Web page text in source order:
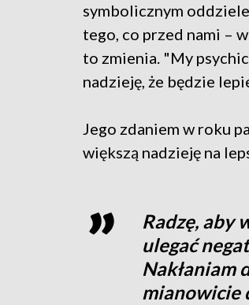
symbolicznym
tego, co przed nami –
to zmienia. "My
nadzieję, że będzie
Jego zdaniem w roku
większą nadzieję na
Radzę, aby
ulegać
Nakłaniam
mianowicie